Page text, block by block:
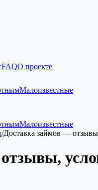
FAQО проекте
Малоизвестные
Малоизвестные
/Доставка займов —